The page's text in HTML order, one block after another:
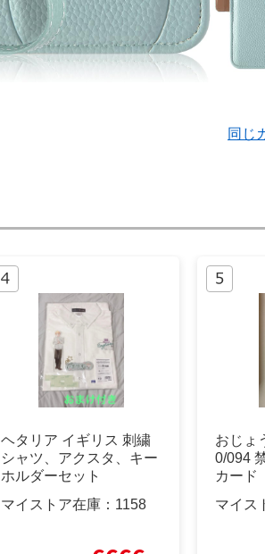
同じ
ヘタリア イギリス 刺繍
シャツ、アクスタ、キー
ホルダーセット
マイストア在庫： 1158
おじょ
0/094
カード
マイス